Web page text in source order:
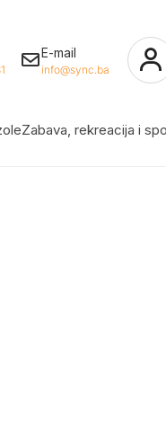
E-mail
info@sync.ba
Zabava, rekreacija i